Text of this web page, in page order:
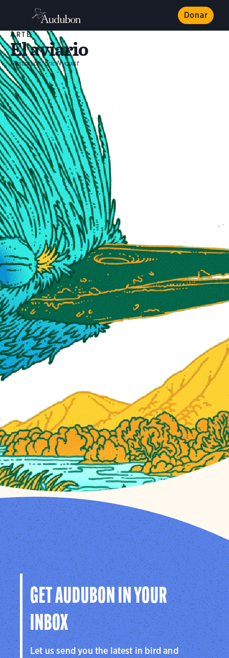
Donar
ARTE
El aviario
Illustration: Eric Nyquist
GET AUDUBON IN YOUR
INBOX
Let us send you the latest in bird and